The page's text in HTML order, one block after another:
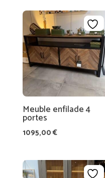
Meuble enfilade 4
portes
1095,00€